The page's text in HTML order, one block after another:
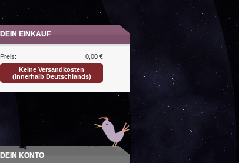
DEIN EINKAUF
Preis:
0,00 €
Keine Versandkosten
(innerhalb Deutschlands)
DEIN KONTO